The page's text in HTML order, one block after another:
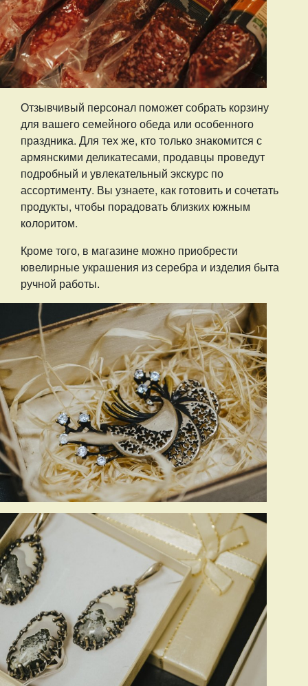
Отзывчивый персонал поможет собрать корзину
для вашего семейного обеда или особенного
праздника. Для тех же, кто только знакомится с
армянскими деликатесами, продавцы проведут
подробный и увлекательный экскурс по
ассортименту. Вы узнаете, как готовить и сочетать
продукты, чтобы порадовать близких южным
колоритом.
Кроме того, в магазине можно приобрести
ювелирные украшения из серебра и изделия быта
ручной работы.